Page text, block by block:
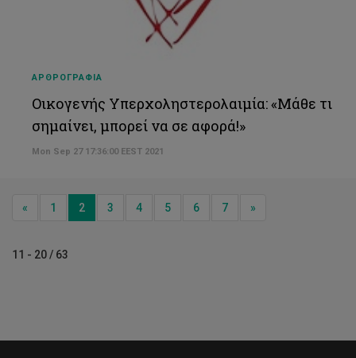
ΑΡΘΡΟΓΡΑΦΙΑ
Οικογενής Υπερχοληστερολαιμία: «Μάθε τι
σημαίνει, μπορεί να σε αφορά!»
Mon Sep 27 17:36:00 EEST 2021
« Previous
1 2 3 4 5 6 7 »
11 - 20 / 63